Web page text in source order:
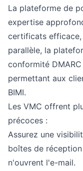
La plateforme de
expertise
certificats efficace,
parallèle, la
conformité
permettant aux
BIMI.
Les VMC offrent
précoces :
Assurez une
boîtes de
n'ouvrent l'e-mail.